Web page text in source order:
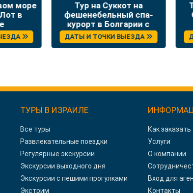
море
в
Тур на Суккот на
фешенебельный спа-
курорт в Болгарии с
отдыхом и экскурсиями
ДАТЫ И ТОЧКИ ВЫЕЗДА
ТУРЫ В ИЗРАИЛЕ
Все туры
Развлекательные поездки
Регулярные экскурсии
Экскурсии выходного дня
Экскурсии с пешими прогулками
Экстрим
Как заказать
Услуги
О компании
Вход для
Контакты